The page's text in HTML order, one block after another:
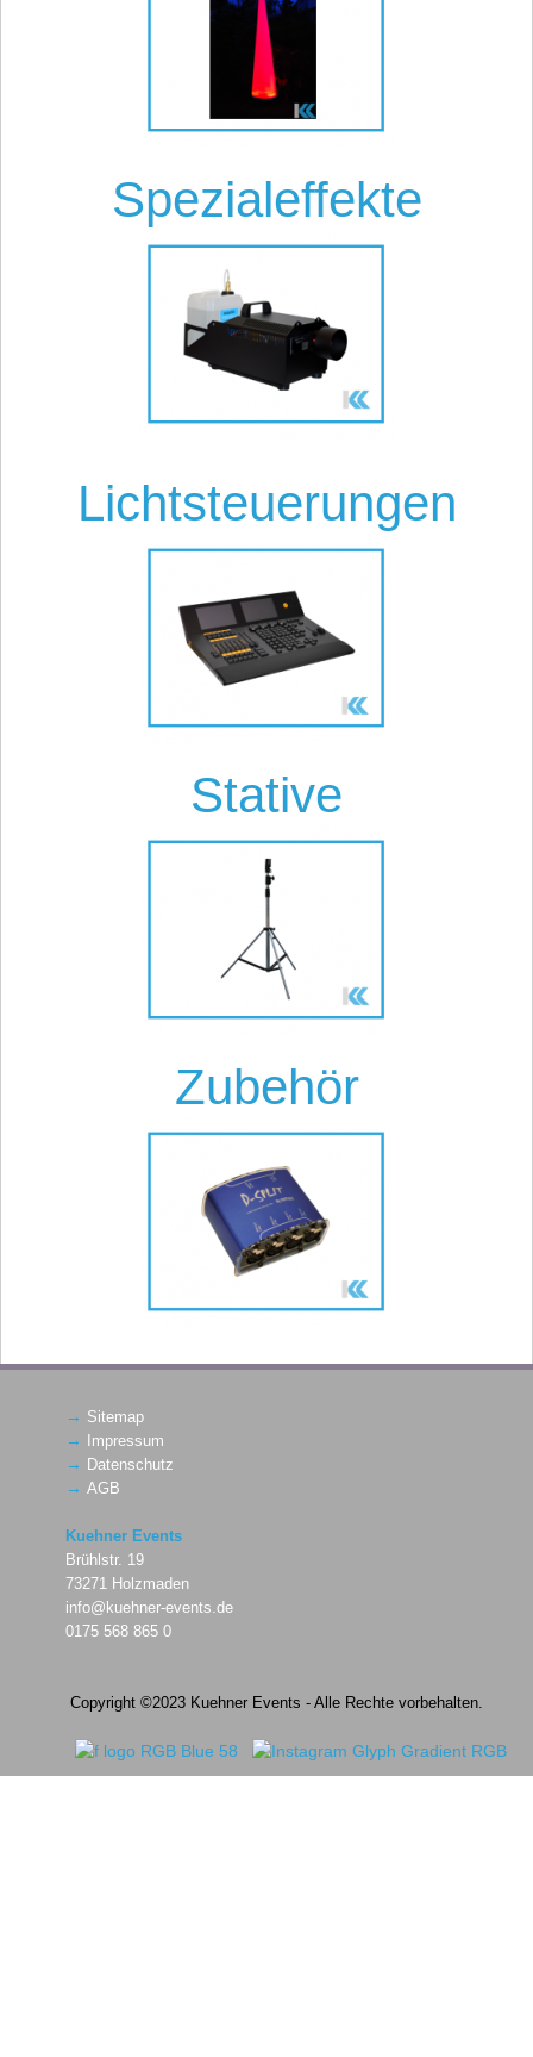
Spezialeffekte
Lichtsteuerungen
Stative
Zubehör
→ Sitemap
→ Impressum
→ Datenschutz
→ AGB
Kuehner Events
Brühlstr. 19
73271 Holzmaden
info@kuehner-events.de
0175 568 865 0
Copyright ©2023 Kuehner Events - Alle Rechte vorbehalten.